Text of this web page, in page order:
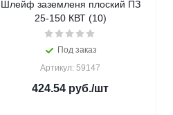
Шлейф заземленя плоский ПЗ
25-150 КВТ (10)
Под заказ
Артикул: 59147
424.54 руб./шт